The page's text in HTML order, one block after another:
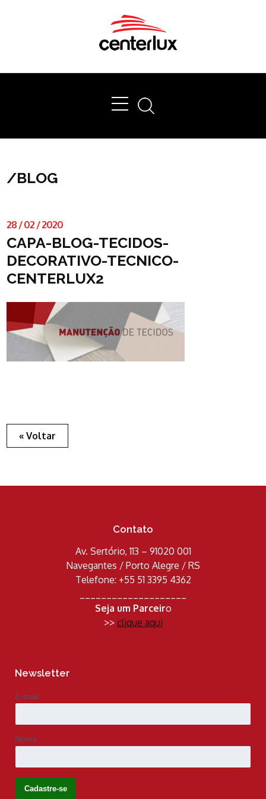
/BLOG
28 /02 /2020
CAPA-BLOG-TECIDOS-
DECORATIVO-TECNICO-
CENTERLUX2
« Voltar
Contato
Av. Sertório, 113 – 91020 001
Navegantes / Porto Alegre / RS
Telefone: +55 51 3395 4362
Seja um Parceiro
>> clique aqui
Newsletter
E-mail
Nome